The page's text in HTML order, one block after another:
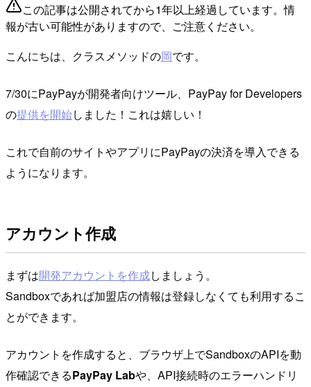
この記事は公開されてから1年以上経過しています。情
報が古い可能性がありますので、ご注意ください。
こんにちは、クラスメソッドの岡です。
7/30にPayPayが開発者向けツール、PayPay for Developers
の提供を開始しました！これは嬉しい！
これで自前のサイトやアプリにPayPayの決済を導入できる
ようになります。
アカウント作成
まずは開発アカウントを作成しましょう。
Sandboxであれば加盟店の情報は登録しなくても利用するこ
とができます。
アカウントを作成すると、ブラウザ上でSandboxのAPIを動
作確認できるPayPay Labや、API接続時のエラーハンドリ